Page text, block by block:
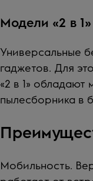
Модели «2 в 1»
Универсальные
гаджетов. Для
«2 в 1» обладают
пылесборника в
Мобильность.